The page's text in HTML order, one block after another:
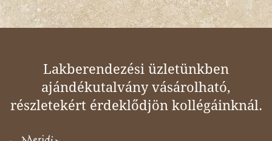
Lakberendezési üzletünkben
ajándékutalvány vásárolható,
részletekért érdeklődjön kollégáinknál.